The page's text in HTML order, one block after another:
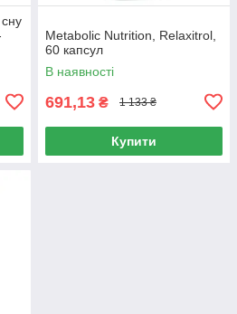
Metabolic Nutrition, Relaxitrol,
60 капсул
В наявності
691,13 ₴ 1 133 ₴
Купити